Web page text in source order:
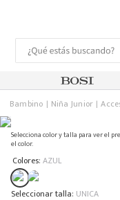
Bambino Niña Junior
Selecciona color y talla para ver el
el color.
Colores: AZUL
: UNICA